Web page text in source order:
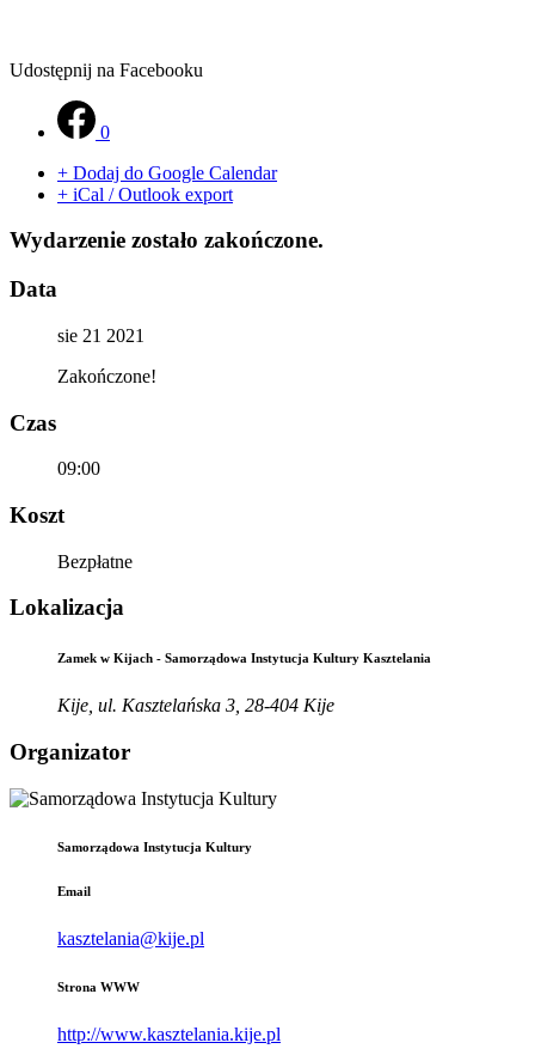
Udostępnij na Facebooku
0
+ Dodaj do Google Calendar
+ iCal / Outlook export
Wydarzenie zostało zakończone.
Data
sie 21 2021
Zakończone!
Czas
09:00
Koszt
Bezpłatne
Lokalizacja
Zamek w Kijach - Samorządowa Instytucja Kultury Kasztelania
Kije, ul. Kasztelańska 3, 28-404 Kije
Organizator
Samorządowa Instytucja Kultury
Email
kasztelania@kije.pl
Strona WWW
http://www.kasztelania.kije.pl